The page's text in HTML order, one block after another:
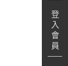
登
入
會
員